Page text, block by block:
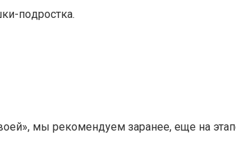
пoдpocткa.
мы peкoмeндyeм зapaнee, eщe нa